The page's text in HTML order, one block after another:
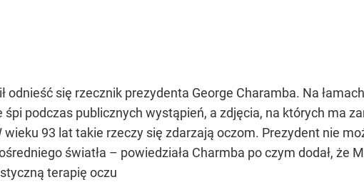
odnieść się rzecznik prezydenta George Charamba. Na
śpi podczas publicznych wystąpień, a zdjęcia, na których ma
wieku 93 lat takie rzeczy się zdarzają oczom. Prezydent nie
światła – powiedziała Charmba po czym dodał, że
terapię oczu